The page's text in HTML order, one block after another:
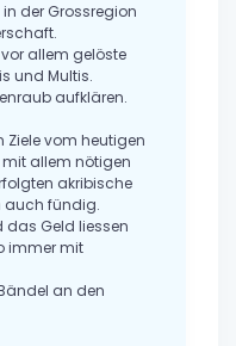
der Grossregion
allem gelöste
und Multis.
aufklären.
Ziele vom heutigen
allem nötigen
akribische
auch fündig.
das Geld liessen
immer mit
an den